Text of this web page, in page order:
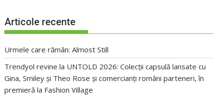
Articole recente
Urmele care rămân: Almost Still
Trendyol revine la UNTOLD 2026: Colecții capsulă lansate cu
Gina, Smiley și Theo Rose și comercianți români parteneri, în
premieră la Fashion Village